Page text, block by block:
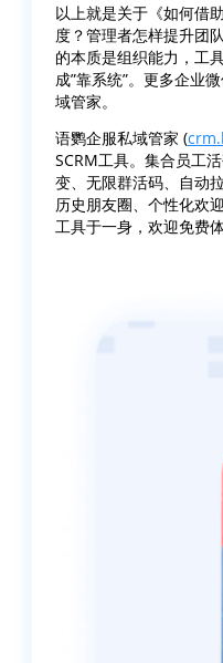
以上就是关于《如何借
度？管理者怎样提升团
的本质是组织能力，工
成”靠系统”。更多企业
域管家。
语鹦企服私域管家 (
SCRM工具。集合员工
变、无限群活码、自动
历史朋友圈、个性化欢
工具于一身，欢迎免费体